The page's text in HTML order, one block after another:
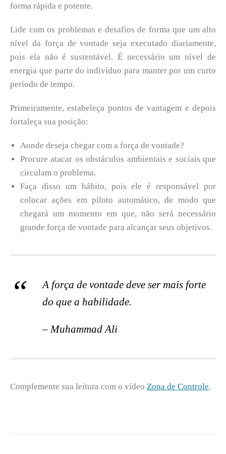
forma rápida e potente.
Lide com os problemas e desafios de forma que um alto
nível da força de vontade seja executado diariamente,
pois ela não é sustentável. É necessário um nível de
energia que parte do indivíduo para manter por um curto
período de tempo.
Primeiramente, estabeleça pontos de vantagem e depois
fortaleça sua posição:
Aonde deseja chegar com a força de vontade?
Procure atacar os obstáculos ambientais e sociais que
circulam o problema.
Faça disso um hábito, pois ele é responsável por
colocar ações em piloto automático, de modo que
chegará um momento em que, não será necessário
grande força de vontade para alcançar seus objetivos.
A força de vontade deve ser mais forte
do que a habilidade.
– Muhammad Ali
Complemente sua leitura com o vídeo Zona de Controle.